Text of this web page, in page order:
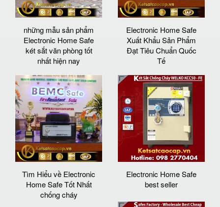
những mẫu sản phẩm
Electronic Home Safe
két sắt văn phòng tốt
nhất hiện nay
Electronic Home Safe
Xuất Khẩu Sản Phẩm
Đạt Tiêu Chuẩn Quốc
Tế
Tìm Hiểu về Electronic
Home Safe Tốt Nhất
chống cháy
Electronic Home Safe
best seller